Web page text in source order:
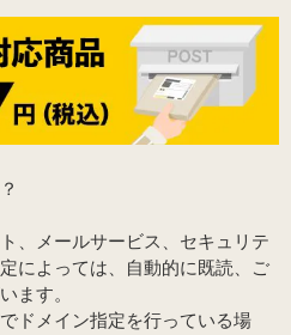
、メールサービス、セキュリテ
によっては、自動的に既読、ご
ます。
ドメイン指定を行っている場